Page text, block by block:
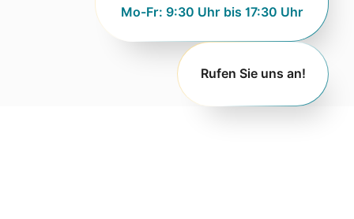
Mo-Fr: 9:30 Uhr bis 17:30 Uhr
Rufen Sie uns an!